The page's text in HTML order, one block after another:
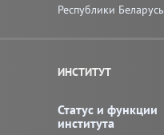
Республики Беларусь
ИНСТИТУТ
Статус и функции
института